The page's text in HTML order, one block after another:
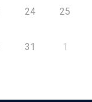
24 25
31 1